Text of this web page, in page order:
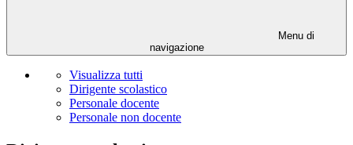
Menu di
navigazione
Visualizza tutti
Dirigente scolastico
Personale docente
Personale non docente